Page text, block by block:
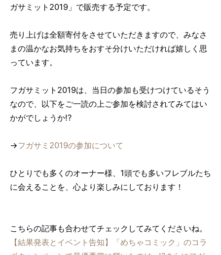
ガサミット2019」で販売する予定です。
売り上げは全額寄付をさせていただきますので、みなさ
まの温かなお気持ちをおすそ分けいただければ嬉しく思
っています。
フガサミット2019は、当日の参加も受けつけているそう
なので、以下をご一読の上ご参加を検討されてみてはい
かがでしょうか!?
→フガサミ2019の参加について
ひとりでも多くのオーナー様、1頭でも多いフレブルたち
に会えることを、心より楽しみにしております！
こちらの記事も合わせてチェックしてみてくださいね。
【結果発表とイベント告知】「めちゃコミック」のコラ